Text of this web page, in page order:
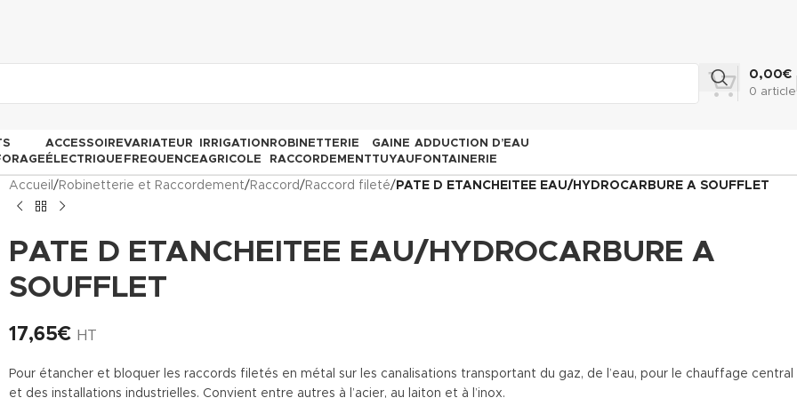
0 article
0,00€
ACCESSOIRE
ÉLECTRIQUE
VARIATEUR
FREQUENCE
IRRIGATION
AGRICOLE
ROBINETTERIE
RACCORDEMENT
GAINE
TUYAU
ADDUCTION D’EAU
FONTAINERIE
Accueil / Robinetterie et Raccordement/ Raccord/ Raccord fileté/ PATE D ETANCHEITEE EAU/HYDROCARBURE A SOUFFLET
PATE D ETANCHEITEE EAU/HYDROCARBURE A
SOUFFLET
17,65€ HT
Pour étancher et bloquer les raccords filetés en métal sur les canalisations transportant du gaz, de l’eau, pour le chauffage central
et des installations industrielles. Convient entre autres à l’acier, au laiton et à l’inox.